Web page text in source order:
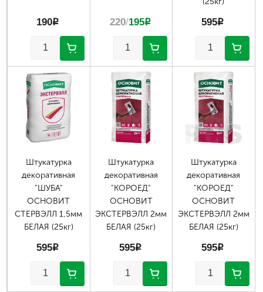
190p 220/195p 595p
Штукатурка
декоративная
"ШУБА"
ОСНОВИТ
СТЕРВЭЛЛ 1,5мм
БЕЛАЯ (25кг)
595p
Штукатурка
декоративная
"КОРОЕД"
ОСНОВИТ
ЭКСТЕРВЭЛЛ 2мм
БЕЛАЯ (25кг)
595p
Штукатурка
декоративная
"КОРОЕД"
ОСНОВИТ
ЭКСТЕРВЭЛЛ 2мм
БЕЛАЯ (25кг)
595p